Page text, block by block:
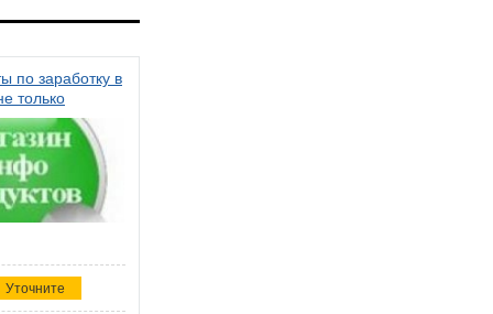
по заработку в
только
Уточните